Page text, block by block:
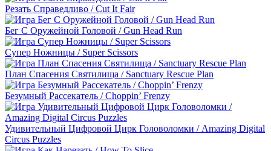
Резать Справедливо / Cut It Fair
Бег С Оружейной Головой / Gun Head Run
Супер Ножницы / Super Scissors
План Спасения Святилища / Sanctuary Rescue Plan
Безумный Рассекатель / Choppin’ Frenzy
Удивительный Цифровой Цирк Головоломки / Amazing Digital
Circus Puzzles